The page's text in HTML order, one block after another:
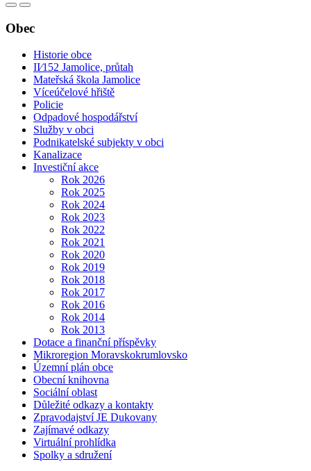
Obec
Historie obce
II⁄152 Jamolice, průtah
Mateřská škola Jamolice
Víceúčelové hřiště
Policie
Odpadové hospodářství
Služby v obci
Podnikatelské subjekty v obci
Kanalizace
Investiční akce
Rok 2026
Rok 2025
Rok 2024
Rok 2023
Rok 2022
Rok 2021
Rok 2020
Rok 2019
Rok 2018
Rok 2017
Rok 2016
Rok 2014
Rok 2013
Dotace a finanční příspěvky
Mikroregion Moravskokrumlovsko
Územní plán obce
Obecní knihovna
Sociální oblast
Důležité odkazy a kontakty
Zpravodajství JE Dukovany
Zajímavé odkazy
Virtuální prohlídka
Spolky a sdružení